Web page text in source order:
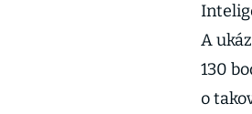
A
130
o